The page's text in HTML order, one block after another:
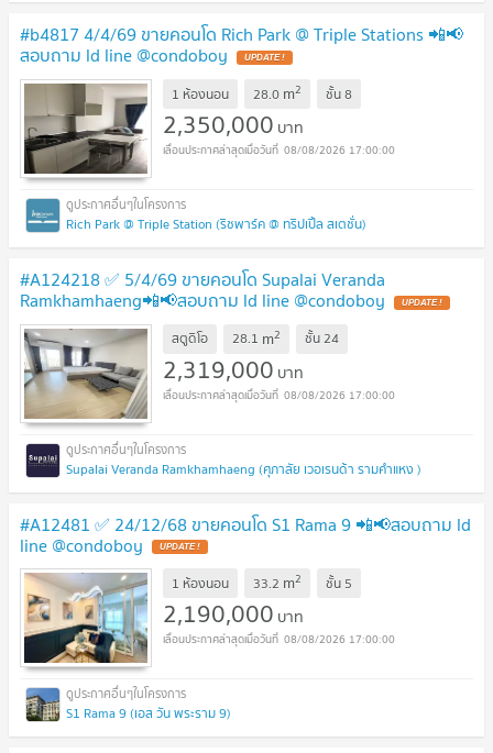
#b4817 4/4/69 ขายคอนโด Rich Park @ Triple Stations 📲📢
สอบถาม ld line @condoboy UPDATE !
1 ห้องนอน 28.0 m2 ชั้น8
2,350,000 บาท
08/08/2026 17:00:00
Rich Park @ Triple Station (ริชพาร์ค @ ทริปเปิ้ล สเตชั่น)
#A124218 ✅ 5/4/69 ขายคอนโด Supalai Veranda
Ramkhamhaeng📲📢สอบถาม ld line @condoboy UPDATE !
สตูดิโอ 28.1 m2 ชั้น24
2,319,000 บาท
08/08/2026 17:00:00
Supalai Veranda Ramkhamhaeng (ศุภาลัย เวอเรนด้า รามคำแหง )
#A12481 ✅ 24/12/68 ขายคอนโด S1 Rama 9 📲📢สอบถาม ld
line @condoboy UPDATE !
1 ห้องนอน 33.2 m2 ชั้น 5
2,190,000 บาท
08/08/2026 17:00:00
S1 Rama 9 (เอส วัน พระราม 9)